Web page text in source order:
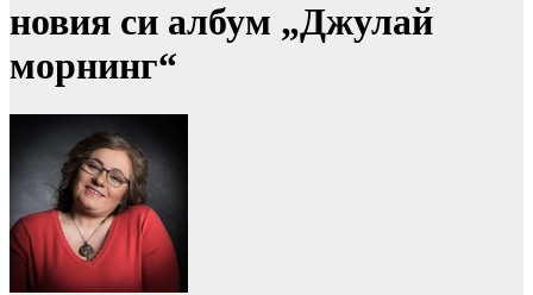
новия си албум „Джулай
морнинг“